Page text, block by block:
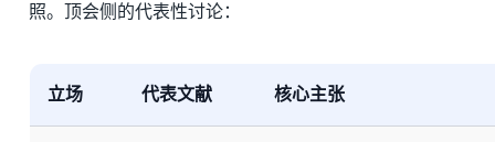
照。顶会侧的代表性讨论：
立场 代表文献 核心主张